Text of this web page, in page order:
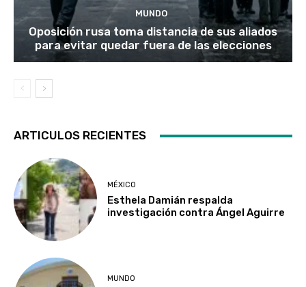
MUNDO
Oposición rusa toma distancia de sus aliados
para evitar quedar fuera de las elecciones
ARTICULOS RECIENTES
MÉXICO
Esthela Damián respalda
investigación contra Ángel Aguirre
MUNDO